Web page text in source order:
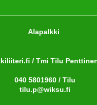
Alapalkki
/ Tmi Tilu
040 5801960 / Tilu
tilu.p@wiksu.fi